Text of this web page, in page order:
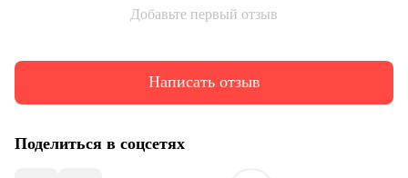
Добавьте первый отзыв
Написать отзыв
Поделиться в соцсетях